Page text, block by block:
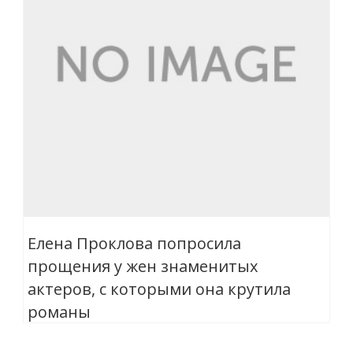
Елена Проклова попросила
прощения у жен знаменитых
актеров, с которыми она крутила
романы